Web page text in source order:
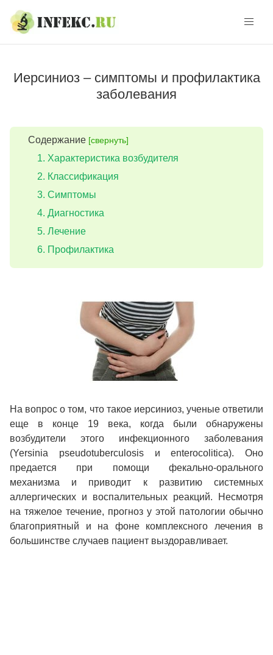
navigation
content
Иерсиниоз – симптомы и профилактика
заболевания
Содержание [свернуть]
Характеристика возбудителя
Классификация
Симптомы
Диагностика
Лечение
Профилактика
На вопрос о том, что такое иерсиниоз, ученые ответили
еще в конце 19 века, когда были обнаружены
возбудители этого инфекционного заболевания
(Yersinia pseudotuberculosis и enterocolitica). Оно
предается при помощи фекально-орального
механизма и приводит к развитию системных
аллергических и воспалительных реакций. Несмотря
на тяжелое течение, прогноз у этой патологии обычно
благоприятный и на фоне комплексного лечения в
большинстве случаев пациент выздоравливает.